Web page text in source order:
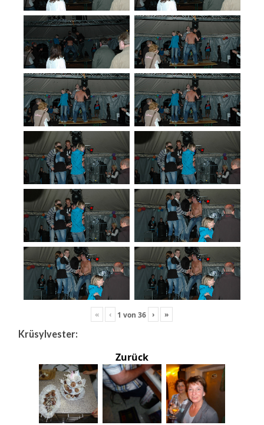
« ‹ 1 von36 › »
Krüsylvester:
Zurück